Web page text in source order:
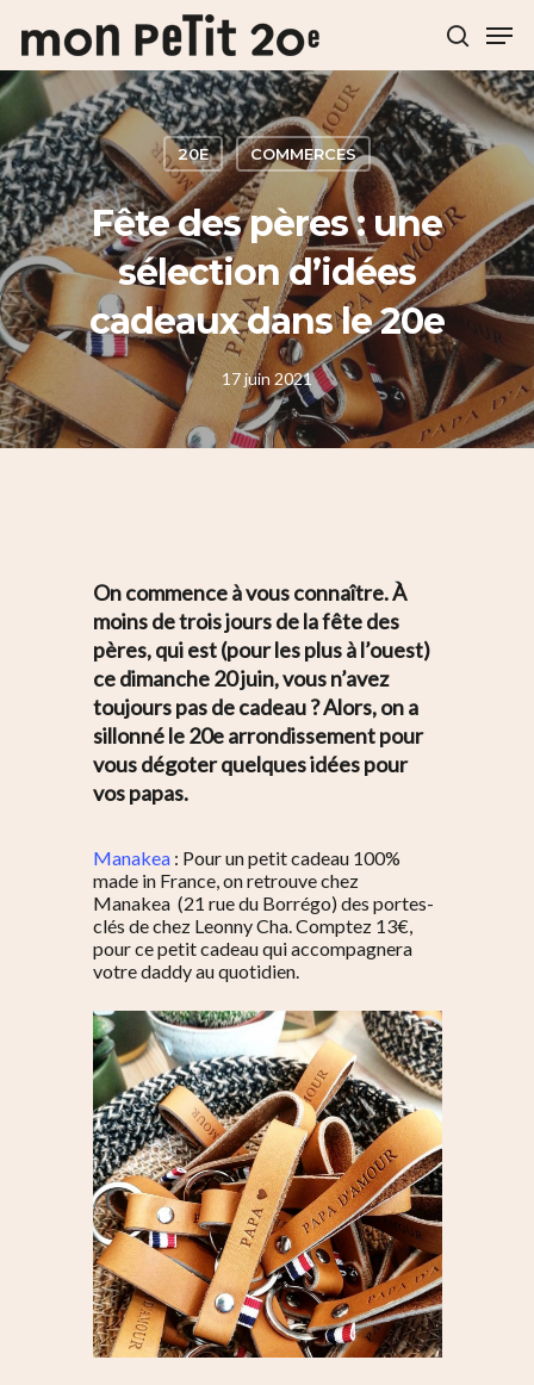
Hit enter to search or ESC to close
20E COMMERCES
Fête des pères : une
sélection d’idées
cadeaux dans le 20e
17 juin 2021
On commence à vous connaître. À
moins de trois jours de la fête des
pères, qui est (pour les plus à l’ouest)
ce dimanche 20 juin, vous n’avez
toujours pas de cadeau ? Alors, on a
sillonné le 20e arrondissement pour
vous dégoter quelques idées pour
vos papas.
Manakea: Pour un petit cadeau 100%
made in France, on retrouve chez
Manakea (21 rue du Borrégo) des portes-
clés de chez Leonny Cha. Comptez 13€,
pour ce petit cadeau qui accompagnera
votre daddy au quotidien.